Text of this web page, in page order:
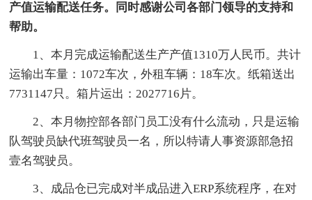
产值运输配送任务。同时感谢公司各部门领导的支持和
帮助。
1、本月完成运输配送生产产值1310万人民币。共计
运输出车量：1072车次，外租车辆：18车次。纸箱送出
7731147只。箱片运出：2027716片。
2、本月物控部各部门员工没有什么流动，只是运输
队驾驶员缺代班驾驶员一名，所以特请人事资源部急招
壹名驾驶员。
3、成品仓已完成对半成品进入ERP系统程序，在对